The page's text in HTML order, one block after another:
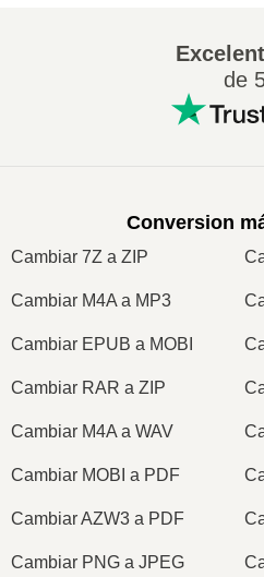
de
Conversion
Cambiar 7Z a ZIP
Cambiar M4A a MP3
Cambiar EPUB a MOBI
Cambiar RAR a ZIP
Cambiar M4A a WAV
Cambiar MOBI a PDF
Cambiar AZW3 a PDF
Cambiar PNG a JPEG